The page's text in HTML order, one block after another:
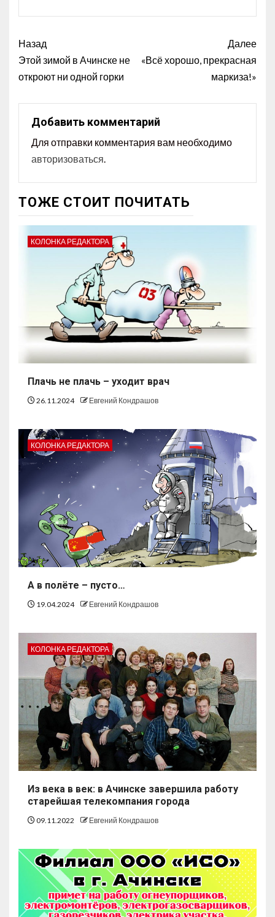
Назад
Этой зимой в Ачинске не
откроют ни одной горки
Далее
«Всё хорошо, прекрасная
маркиза!»
Добавить комментарий
Для отправки комментария вам необходимо
авторизоваться.
ТОЖЕ СТОИТ ПОЧИТАТЬ
КОЛОНКА РЕДАКТОРА
Плачь не плачь – уходит врач
26.11.2024 Евгений Кондрашов
КОЛОНКА РЕДАКТОРА
А в полёте – пусто…
19.04.2024 Евгений Кондрашов
КОЛОНКА РЕДАКТОРА
Из века в век: в Ачинске завершила работу
старейшая телекомпания города
09.11.2022 Евгений Кондрашов